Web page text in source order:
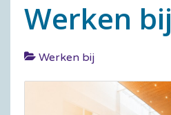
Werken bij
Werken bij